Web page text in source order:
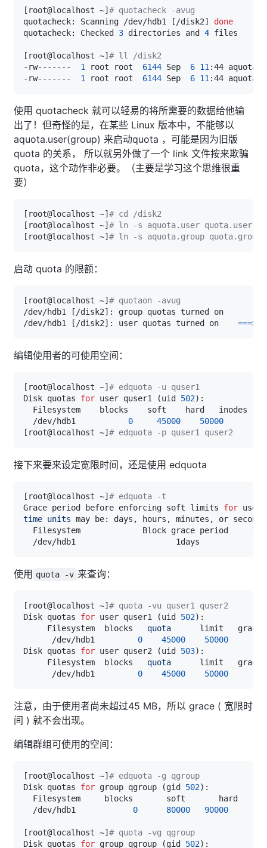
[ root@localhost ~] # quotacheck -avug
quotacheck: Scanning /dev/hdb1
[ /disk2]
done
quotacheck: Checked 3 directories and 4
[ root@localhost ~] # ll /disk2
-rw------- 1 root root 6144 Sep 6 11
-rw------- 1 root root 6144 Sep 6 11
使用 quotacheck 就可以轻易的将所需要的数据给他输
出了！但奇怪的是，在某些 Linux 版本中，不能够以
aquota.user(group) 来启动quota ，可能是因为旧版
quota 的关系， 所以就另外做了一个 link 文件按来欺骗
quota，这个动作非必要。（主要是学习这个思维很重
要）
[ root@localhost ~] # cd /disk2
[ root@localhost ~] # ln -s aquota.user quota.user
[ root@localhost ~] # ln -s aquota.group quota.group
启动 quota 的限额：
[ root@localhost ~] # quotaon -avug
/dev/hdb1
[ /disk2]
/dev/hdb1
[ /disk2] : user quotas turned on ===>
编辑使用者的可使用空间：
[ root@localhost ~] # edquota -u quser1
Disk quotas for user quser1 (uid 502)
  /dev/hdb1
0 45000 50000
[ root@localhost ~] # edquota -p quser1 quser2
接下来要来设定宽限时间，还是使用 edquota
[ root@localhost ~] # edquota -t
Grace period before enforcing soft limits for
time units
使用 quota -v 来查询：
[ root@localhost ~] # quota -vu quser1 quser2
Disk quotas for user quser1 (uid 502)
     Filesystem  blocks
quota
limit
      /dev/hdb1
0 45000
50000
Disk quotas for user quser2 (uid 503)
     Filesystem  blocks
quota
limit
      /dev/hdb1
0 45000 50000
注意，由于使用者尚未超过45 MB，所以 grace ( 宽限时
间 ) 就不会出现。
编辑群组可使用的空间：
[ root@localhost ~] # edquota -g qgroup
Disk quotas for group qgroup (gid 502)
  /dev/hdb1
0 80000 90000
[ root@localhost ~] # quota -vg qgroup
Disk quotas for group qgroup (gid 502)